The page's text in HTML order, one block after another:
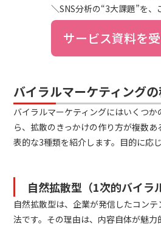
＼SNS分析の“3大課題”を
サービス資料を
バイラルマーケティング
バイラルマーケティングにはいくつ
ら、拡散のきっかけの作り方が複数
表的な3種類を紹介します。目的に応
自然拡散型（1次的バイラ
自然拡散型は、企業が発信したコン
法です。その理由は、内容自体が魅